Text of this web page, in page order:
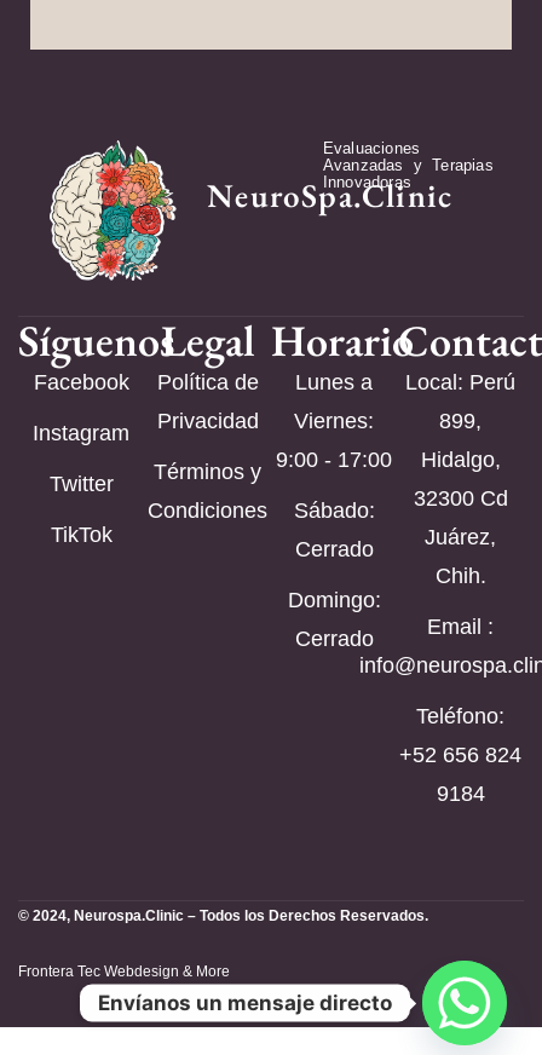
NeuroSpa.Clinic
Evaluaciones
Avanzadas y Terapias
Innovadoras
Síguenos
Facebook
Instagram
Twitter
TikTok
Legal
Política de
Privacidad
Términos y
Condiciones
Horario
Lunes a
Viernes:
9:00 - 17:00
Sábado:
Cerrado
Domingo:
Cerrado
Local: Perú
899,
Hidalgo,
32300 Cd
Juárez,
Chih.
Email :
Teléfono:
‪+52 656 824
9184‬
© 2024, Neurospa.Clinic – Todos los Derechos Reservados.
Frontera Tec Webdesign & More
Envíanos un mensaje directo